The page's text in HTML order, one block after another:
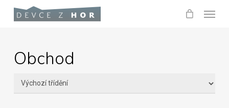
Skip
contentObchod